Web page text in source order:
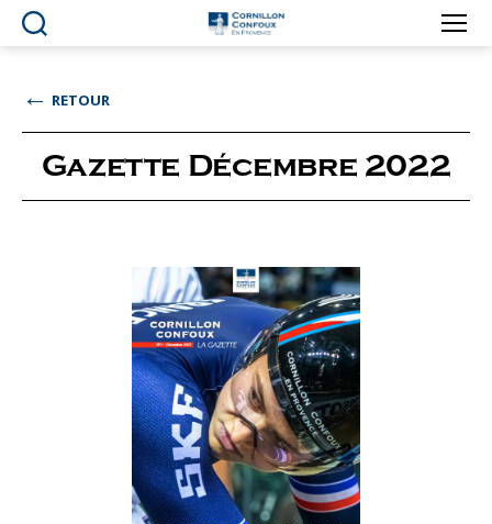
Ville
en
Provence
← RETOUR
Gazette Décembre 2022